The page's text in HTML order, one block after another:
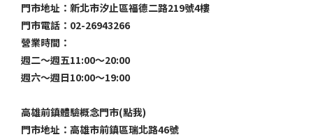
門市地址：新北市汐止區福德二路219號4樓
門市電話：02-26943266
營業時間：
週二～週五11:00～20:00
週六～週日10:00～19:00
高雄前鎮體驗概念門市(點我)
門市地址：高雄市前鎮區瑞北路46號